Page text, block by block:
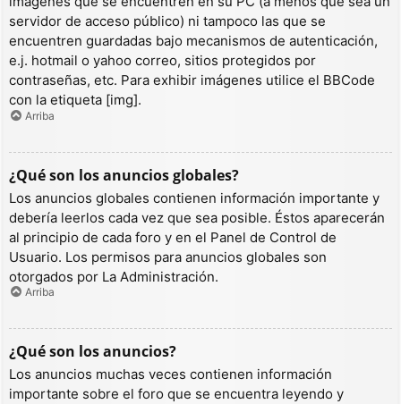
servidor de acceso público) ni tampoco las que se
encuentren guardadas bajo mecanismos de autenticación,
e.j. hotmail o yahoo correo, sitios protegidos por
contraseñas, etc. Para exhibir imágenes utilice el BBCode
con la etiqueta [img].
Arriba
¿Qué son los anuncios globales?
Los anuncios globales contienen información importante y
debería leerlos cada vez que sea posible. Éstos aparecerán
al principio de cada foro y en el Panel de Control de
Usuario. Los permisos para anuncios globales son
otorgados por La Administración.
Arriba
¿Qué son los anuncios?
Los anuncios muchas veces contienen información
importante sobre el foro que se encuentra leyendo y